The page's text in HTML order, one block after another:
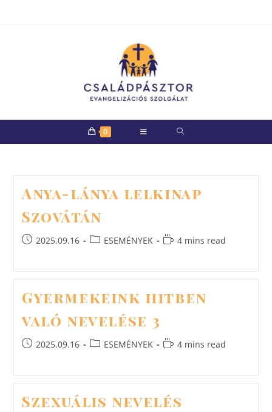
0
Anya-lánya lelkinap
Szovátán
Post2025.09.16
PostESEMÉNYEK
Reading
4 mins read
Gyermekeink hitben
való nevelése 3
Post2025.09.16
PostESEMÉNYEK
Reading
4 mins read
Szexuális nevelés